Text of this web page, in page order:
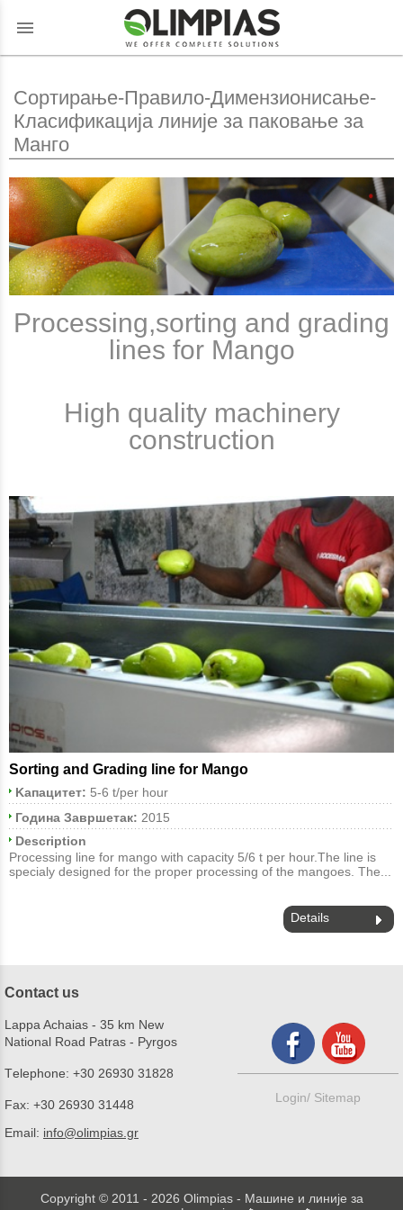
menu
Сортирање-Правило-Димензионисање-
Класификација линије за паковање за
Манго
Processing,sorting and grading
lines for Mango
High quality machinery
construction
Sorting and Grading line for Mango
Kапацитет: 5-6 t/per hour
Година Завршетак: 2015
Description
Processing line for mango with capacity 5/6 t per hour.The line is
specialy designed for the proper processing of the mangoes. Τhe...
Details
Contact us
Lappa Achaias - 35 km New
National Road Patras - Pyrgos
Τelephone: +30 26930 31828
Fax: +30 26930 31448
Email: info@olimpias.gr
Login/ Sitemap
Copyright © 2011 - 2026 Olimpias - Машине и линије за